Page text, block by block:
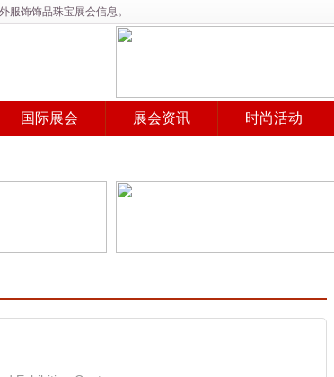
服饰饰品珠宝展会信息。
国际展会 展会资讯 时尚活动